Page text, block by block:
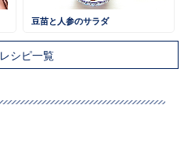
豆苗と人参のサラダ
レシピ一覧